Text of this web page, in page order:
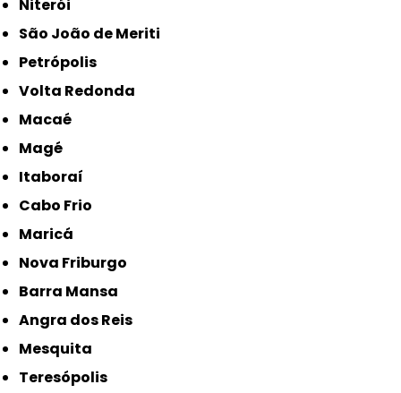
Niterói
São João de Meriti
Petrópolis
Volta Redonda
Macaé
Magé
Itaboraí
Cabo Frio
Maricá
Nova Friburgo
Barra Mansa
Angra dos Reis
Mesquita
Teresópolis